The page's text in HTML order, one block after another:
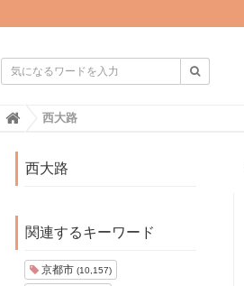
H
西大路
西大路
関連するキーワード
京都市 (10,157)